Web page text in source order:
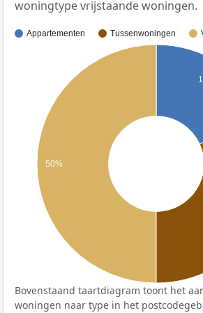
woningtype vrijstaande woningen.
Appartementen Tussenwoningen
50%
Bovenstaand taartdiagram toont het
woningen naar type in het